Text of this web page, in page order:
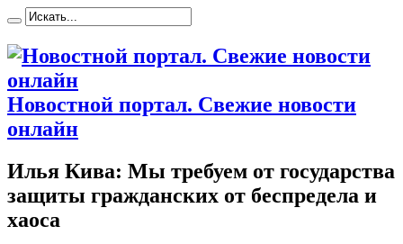
Новостной портал. Свежие новости
онлайн
Илья Кива: Мы требуем от государства
защиты гражданских от беспредела и
хаоса